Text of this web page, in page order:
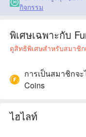
กิจกรรม
พิเศษเฉพาะกับ
ดูสิทธิพิเศษสำหรับสมาชิก
การเป็นสมาชิกจ
Coins
ไฮไลท์